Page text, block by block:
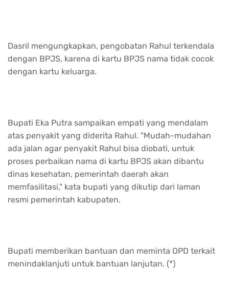
Dasril mengungkapkan, pengobatan Rahul terkendala
dengan BPJS, karena di kartu BPJS nama tidak cocok
dengan kartu keluarga.
Bupati Eka Putra sampaikan empati yang mendalam
atas penyakit yang diderita Rahul. "Mudah-mudahan
ada jalan agar penyakit Rahul bisa diobati, untuk
proses perbaikan nama di kartu BPJS akan dibantu
dinas kesehatan, pemerintah daerah akan
memfasilitasi," kata bupati yang dikutip dari laman
resmi pemerintah kabupaten.
Bupati memberikan bantuan dan meminta OPD terkait
menindaklanjuti untuk bantuan lanjutan. (*)